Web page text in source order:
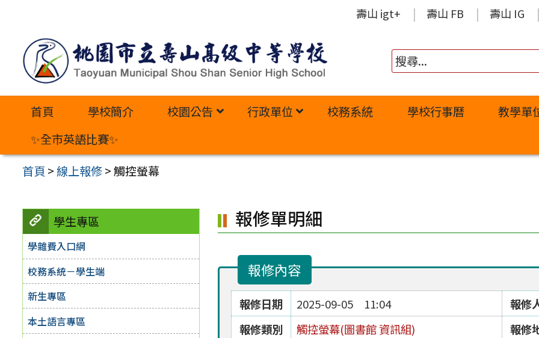
內
壽山 igt+ 壽山 FB 壽山 IG
首頁 學校簡介 校園公告 行政單位 校務系統 學校行事曆
教學單
✨全市英語比賽✨
首頁 >線上報修>觸控螢幕
學生專區
學雜費入口網
校務系統－學生端
新生專區
本土語言專區
報修單明細
報修內容
報修日期 2025-09-05 11:04
報修
報修類別
觸控螢幕(圖書館 資訊組)
報修